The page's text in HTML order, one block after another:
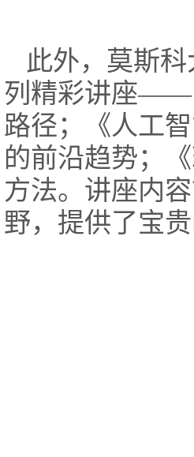
此外，莫斯
列精彩讲座——
路径；《人工
的前沿趋势；
方法。讲座内
野，提供了宝贵